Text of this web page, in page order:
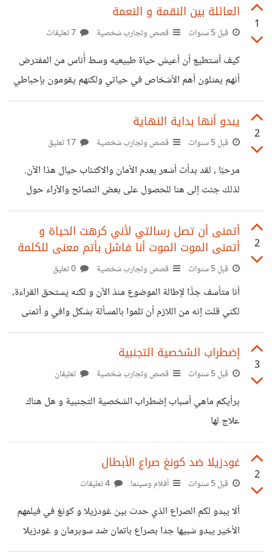
وكلامه أو حتى شكله وحجمه ومن أين أتى، ضاربين بعرض
الحائط حقيقة جوهره، غير عابئين بشخصيته الحقيقية، بل
مصرين على إطلاق الأحكام وفق المظهر الخارجي الذي يرونه.
كيف يمكن لذلك المرء الخروج من ذلك النفق الطويل، وإثبات أنه
مختلف عن تلك الصورة التي رسموها له، متمادين في مخيلتهم
ومصالحهم
1
العائلة بين النقمة و النعمة
قبل 5 سنوات قصص وتجارب شخصية
كيف أستطيع أن أعيش حياة طبيعيه وسط أُناس من المفترض
أنهم يمثلون أهم الأشخاص في حياتي ولكنهم يقومون بإحباطي
دائماً وانا أريد أن أطور من نفسي وأن اتعامل معهم بطريقه حسنه
ولكن كلامهم لا يشجعني على ذلك؟
2
يبدو أنها بداية النهاية
قبل 5 سنوات قصص وتجارب شخصية
مرحبًا ، لقد بدأت أشعر بعدم الأمان والاكتئاب حيال هذا الآن.
لذلك جئت إلى هنا للحصول على بعض النصائح والآراء حول
وضعي. عمري 24 عامًا ولم يكن لديّ صديقة أو علاقة من قبل ،
وقد بدأت تأتيني أفكار انتحارية لاني لم أعد أشعر بنكهة الحياة.
أفكر دائمًا في الأمر ، وأرى أشخاصًا في علاقات ومواعدة ، وهذا
يجعلني أشعر أنني غريب الأطوار. غلبتني الوحدة لاني لم أكن
مرغوبا به يوما. أفتقد الثقة و اصبحت أشعر باليأس لم أعد اقابل
الناس
2
أتمنى أن تصل رسالتي لأني كرهت الحياة و
أتمنى الموت الموت أنا فاشل بأتم معنى للكلمة
قبل 5 سنوات قصص وتجارب شخصية
أنا متأسف جدًّا لإطالة الموضوع منذ الآن و لكنه يستحق القراءة،
لكني قلت إنه من اللازم أن تلموا بالمسألة بشكل وافي و أتمنى
النصيحة المفيدة من حضرتكم أنا شاب في 45 من عمري أعاني
من الإكتئاب و الإحباط طوال الوقت و لا أجيد التحدث مع الناس
أحب العزلة كثيرا لاني اجد راحتي و طبيعتي بعيدا عن الناس
وشخصية متزعزعة لم أحظى بأي تجربة حقيقية في الحياة حياة
معدومة بشكل رهيب
3
إضطراب الشخصية التجنبية
قبل 5 سنوات قصص وتجارب شخصية تعليقان
برأيكم ماهي أسباب إضطراب الشخصية التجنبية و هل هناك
علاج لها
2
غودزيلا ضد كونغ صراع الأبطال
قبل 5 سنوات أفلام وسينما
ألا يبدو لكم الصراع الذي حدث بين غودزيلا و كونغ في فيلمهم
الأخير يبدو شبيها جدا بصراع باتمان ضد سوبرمان و غودزيلا
الآلي شبيه بليكس لوثر هذا بدون ذكر نقطة التشابه بينهم وهي